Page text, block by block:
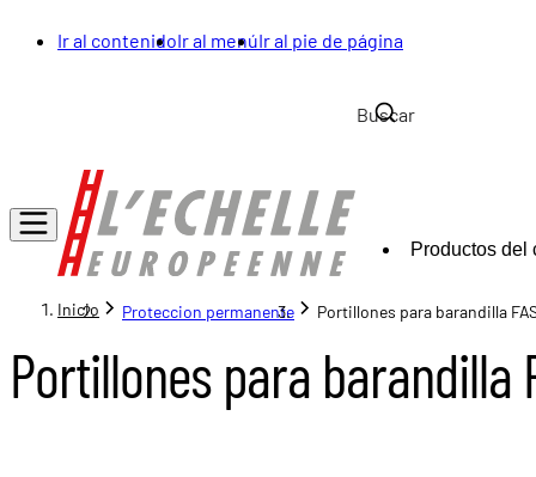
Ir al contenidoIr al menúIr al pie de página
Productos del
Inicio Proteccion permanente Portillones para barandilla
Portillones para barandilla